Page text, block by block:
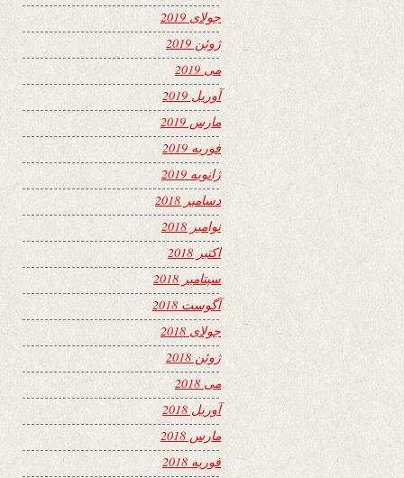
جولای 2019
ژوئن 2019
می 2019
آوریل 2019
مارس 2019
فوریه 2019
ژانویه 2019
دسامبر 2018
نوامبر 2018
اکتبر 2018
سپتامبر 2018
آگوست 2018
جولای 2018
ژوئن 2018
می 2018
آوریل 2018
مارس 2018
فوریه 2018